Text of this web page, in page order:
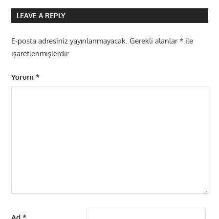
gezinmesi
LEAVE A REPLY
E-posta adresiniz yayınlanmayacak. Gerekli alanlar*ile
işaretlenmişlerdir
Yorum *